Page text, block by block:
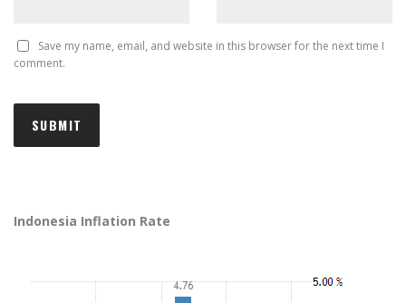
Save my name, email, and website in this browser for the next time I
comment.
Indonesia Inflation Rate